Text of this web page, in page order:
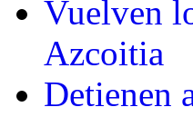
Vuelven
Azcoitia
Detienen